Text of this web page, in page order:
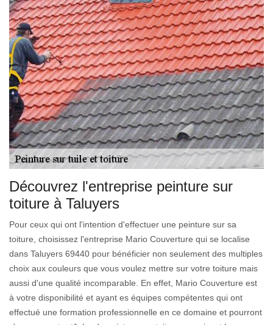
Découvrez l'entreprise peinture sur
toiture à Taluyers
Pour ceux qui ont l'intention d'effectuer une peinture sur sa
toiture, choisissez l'entreprise Mario Couverture qui se localise
dans Taluyers 69440 pour bénéficier non seulement des multiples
choix aux couleurs que vous voulez mettre sur votre toiture mais
aussi d'une qualité incomparable. En effet, Mario Couverture est
à votre disponibilité et ayant es équipes compétentes qui ont
effectué une formation professionnelle en ce domaine et pourront